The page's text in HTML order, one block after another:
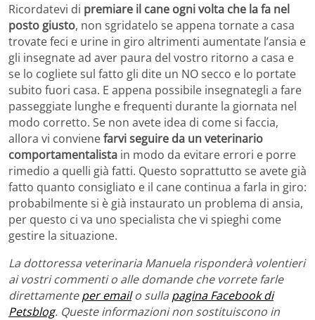
Ricordatevi di premiare il cane ogni volta che la fa nel
posto giusto, non sgridatelo se appena tornate a casa
trovate feci e urine in giro altrimenti aumentate l’ansia e
gli insegnate ad aver paura del vostro ritorno a casa e
se lo cogliete sul fatto gli dite un NO secco e lo portate
subito fuori casa. E appena possibile insegnategli a fare
passeggiate lunghe e frequenti durante la giornata nel
modo corretto. Se non avete idea di come si faccia,
allora vi convienefarvi seguire da un veterinario
comportamentalista in modo da evitare errori e porre
rimedio a quelli già fatti. Questo soprattutto se avete già
fatto quanto consigliato e il cane continua a farla in giro:
probabilmente si è già instaurato un problema di ansia,
per questo ci va uno specialista che vi spieghi come
gestire la situazione.
La dottoressa veterinaria Manuela risponderà volentieri
ai vostri commenti o alle domande che vorrete farle
direttamenteper emailo sulla pagina Facebook di
Petsblog. Queste informazioni non sostituiscono in